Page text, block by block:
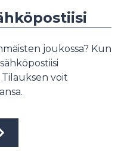
joukossa? Kun
voit